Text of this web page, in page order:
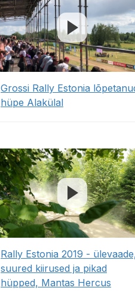
Grossi Rally Estonia
hüpe Alakülal
Rally Estonia 2019 -
suured kiirused ja pikad
hüpped, Mantas Hercus